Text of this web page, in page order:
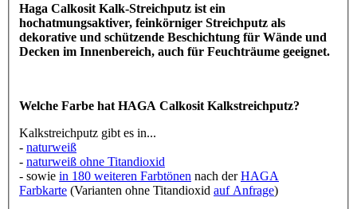
Haga Calkosit Kalk-Streichputz ist ein
hochatmungsaktiver, feinkörniger Streichputz als
dekorative und schützende Beschichtung für Wände und
Decken im Innenbereich, auch für Feuchträume geeignet.
Welche Farbe hat HAGA Calkosit Kalkstreichputz?
Kalkstreichputz gibt es in...
- naturweiß
- naturweiß ohne Titandioxid
- sowie in 180 weiteren Farbtönen nach derHAGA
Farbkarte (Varianten ohne Titandioxid auf Anfrage)